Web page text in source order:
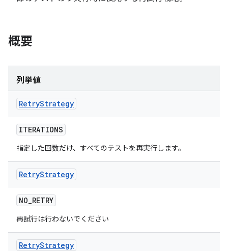
概要
列挙値
RetryStrategy
ITERATIONS
指定した回数だけ、すべてのテストを再実行します。
RetryStrategy
NO_RETRY
再試行は行わないでください
RetryStrategy